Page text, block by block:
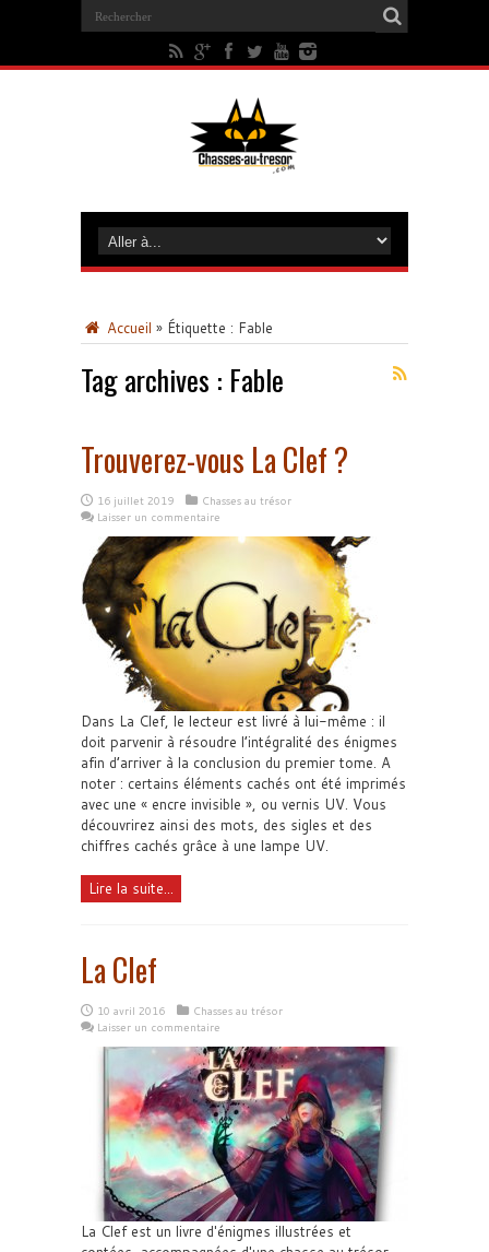
Accueil » Étiquette : Fable
Tag archives : Fable
Trouverez-vous La Clef ?
16 juillet 2019
Chasses au trésor
Laisser un commentaire
Dans La Clef, le lecteur est livré à lui-même : il
doit parvenir à résoudre l’intégralité des énigmes
afin d’arriver à la conclusion du premier tome. A
noter : certains éléments cachés ont été imprimés
avec une « encre invisible », ou vernis UV. Vous
découvrirez ainsi des mots, des sigles et des
chiffres cachés grâce à une lampe UV.
Lire la suite...
La Clef
10 avril 2016
Chasses au trésor
Laisser un commentaire
La Clef est un livre d'énigmes illustrées et